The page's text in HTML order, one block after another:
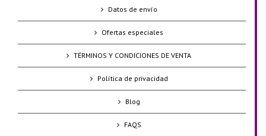
Datos de envío
Ofertas especiales
TÉRMINOS Y CONDICIONES DE VENTA
Política de privacidad
Blog
FAQS